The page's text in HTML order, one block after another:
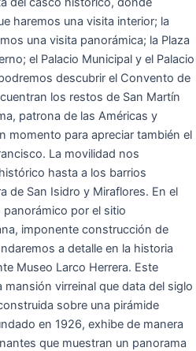
haremos una visita interior; la
una visita panorámica; la Plaza
el Palacio Municipal y el Palacio
descubrir el Convento de
los restos de San Martín
patrona de las Américas y
momento para apreciar también el
La movilidad nos
hasta a los barrios
de San Isidro y Miraflores. En el
por el sitio
imponente construcción de
a detalle en la historia
Museo Larco Herrera. Este
virreinal que data del siglo
sobre una pirámide
en 1926, exhibe de manera
que muestran un panorama